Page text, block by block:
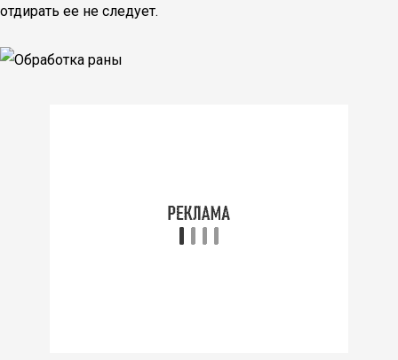
отдирать ее не следует.